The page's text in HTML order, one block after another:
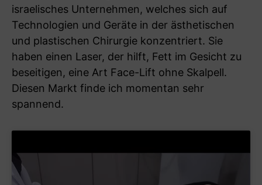
israelisches Unternehmen, welches sich auf
Technologien und Geräte in der ästhetischen
und plastischen Chirurgie konzentriert. Sie
haben einen Laser, der hilft, Fett im Gesicht zu
beseitigen, eine Art Face-Lift ohne Skalpell.
Diesen Markt finde ich momentan sehr
spannend.